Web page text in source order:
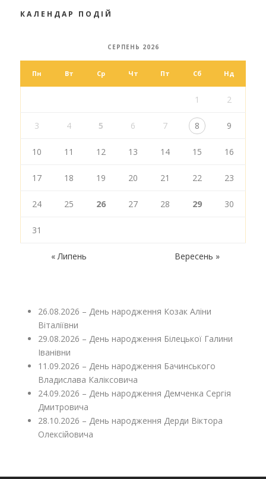
КАЛЕНДАР ПОДІЙ
СЕРПЕНЬ 2026
Пн Вт Ср Чт Пт Сб Нд
1 2
3 4 5 6 7 8 9
10 11 12 13 14 15 16
17 18 19 20 21 22 23
24 25 26 27 28 29 30
31
« Липень Вересень »
26.08.2026 – День народження Козак Аліни
Віталіївни
29.08.2026 – День народження Білецької Галини
Іванівни
11.09.2026 – День народження Бачинського
Владислава Каліксовича
24.09.2026 – День народження Демченка Сергія
Дмитровича
28.10.2026 – День народження Дерди Віктора
Олексійовича